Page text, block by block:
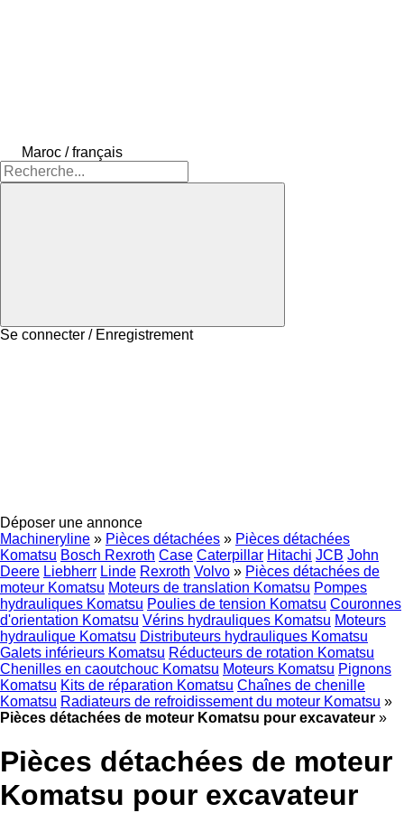
Maroc / français
Se connecter / Enregistrement
Déposer une annonce
Machineryline » Pièces détachées » Pièces détachées
Komatsu Bosch Rexroth Case Caterpillar Hitachi JCB John
Deere Liebherr Linde Rexroth Volvo » Pièces détachées de
moteur Komatsu Moteurs de translation Komatsu Pompes
hydrauliques Komatsu Poulies de tension Komatsu Couronnes
d'orientation Komatsu Vérins hydrauliques Komatsu Moteurs
hydraulique Komatsu Distributeurs hydrauliques Komatsu
Galets inférieurs Komatsu Réducteurs de rotation Komatsu
Chenilles en caoutchouc Komatsu Moteurs Komatsu Pignons
Komatsu Kits de réparation Komatsu Chaînes de chenille
Komatsu Radiateurs de refroidissement du moteur Komatsu »
Pièces détachées de moteur Komatsu pour excavateur »
Pièces détachées de moteur
Komatsu pour excavateur